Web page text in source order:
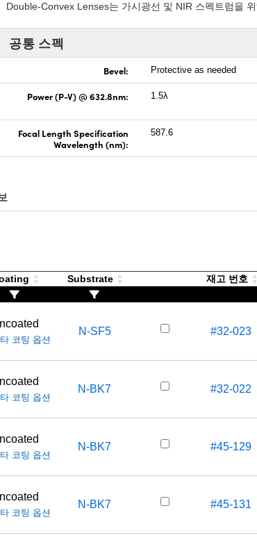
Double-Convex Lenses는 가시광선 및 NIR 스펙트럼을
공통 스펙
Bevel: Protective as needed
Power (P-V) @ 632.8nm: 1.5λ
Focal Length Specification
Wavelength (nm):
587.6
Substrate 재고 번호
코팅 옵션
N-SF5 #32-023
코팅 옵션
N-BK7 #32-022
코팅 옵션
N-BK7 #45-129
코팅 옵션
N-BK7 #45-131